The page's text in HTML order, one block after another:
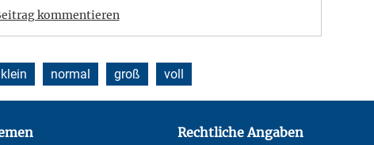
kommentieren
klein normal groß voll
Rechtliche Angaben